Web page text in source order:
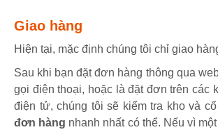
Giao hàng
Hiện tại, mặc định chúng tôi chỉ giao
Sau khi bạn đặt đơn hàng thông qua
gọi điện thoại, hoặc là đặt đơn trên các
điện tử, chúng tôi sẽ kiểm tra kho và cố
đơn hàng nhanh nhất có thể. Nếu vì